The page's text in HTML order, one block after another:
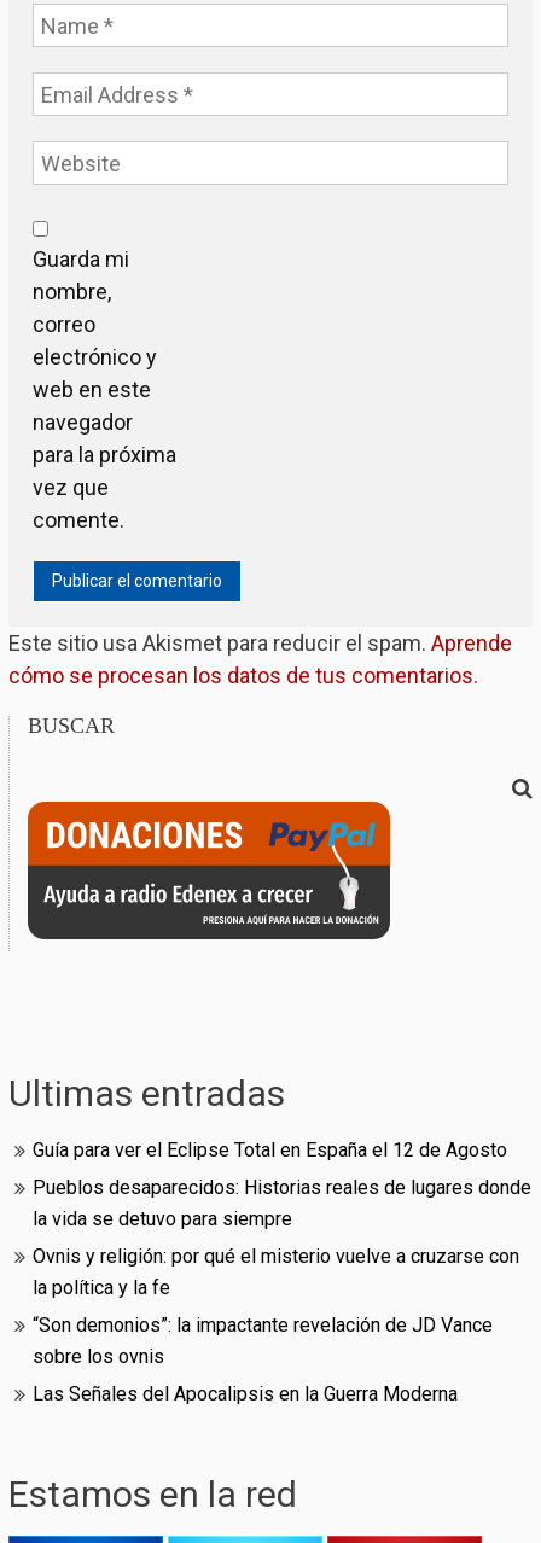
Guarda mi
nombre,
correo
electrónico y
web en este
navegador
para la próxima
vez que
comente.
Este sitio usa Akismet para reducir el spam. Aprende
cómo se procesan los datos de tus comentarios.
BUSCAR
Ultimas entradas
Guía para ver el Eclipse Total en España el 12 de Agosto
Pueblos desaparecidos: Historias reales de lugares donde
la vida se detuvo para siempre
Ovnis y religión: por qué el misterio vuelve a cruzarse con
la política y la fe
“Son demonios”: la impactante revelación de JD Vance
sobre los ovnis
Las Señales del Apocalipsis en la Guerra Moderna
Estamos en la red